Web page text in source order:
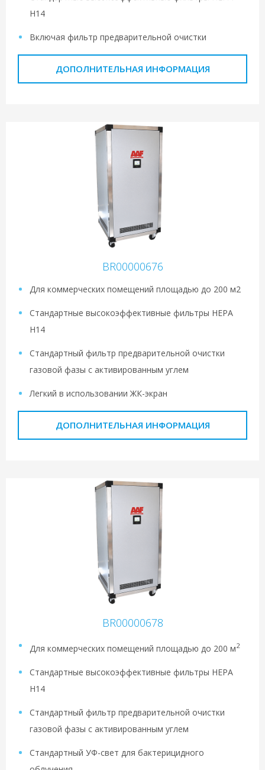
H14
Включая фильтр предварительной очистки
ДОПОЛНИТЕЛЬНАЯ ИНФОРМАЦИЯ
BR00000676
Для коммерческих помещений площадью до 200 м2
Стандартные высокоэффективные фильтры HEPA
H14
Стандартный фильтр предварительной очистки
газовой фазы с активированным углем
Легкий в использовании ЖК-экран
ДОПОЛНИТЕЛЬНАЯ ИНФОРМАЦИЯ
BR00000678
Для коммерческих помещений площадью до 200 м2
Стандартные высокоэффективные фильтры HEPA
H14
Стандартный фильтр предварительной очистки
газовой фазы с активированным углем
Стандартный УФ-свет для бактерицидного